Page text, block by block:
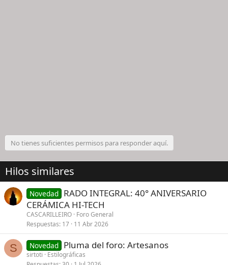
No tienes suficientes permisos para responder aquí.
Hilos similares
Novedad RADO INTEGRAL: 40° ANIVERSARIO
CERÁMICA HI-TECH
CASCARILLEIRO Foro General
Respuestas 17 11 Abr 2026
S Novedad Pluma del foro: Artesanos
sirtoti
Estilográficas